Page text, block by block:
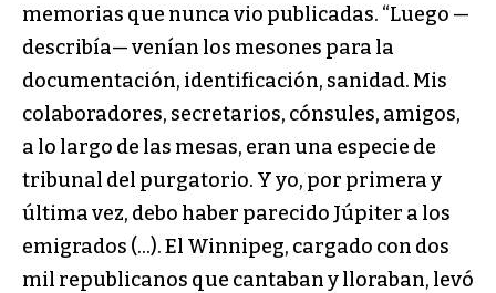
memorias que nunca vio publicadas. “Luego —
describía— venían los mesones para la
documentación, identificación, sanidad. Mis
colaboradores, secretarios, cónsules, amigos,
a lo largo de las mesas, eran una especie de
tribunal del purgatorio. Y yo, por primera y
última vez, debo haber parecido Júpiter a los
emigrados (…). El Winnipeg, cargado con dos
mil republicanos que cantaban y lloraban, levó